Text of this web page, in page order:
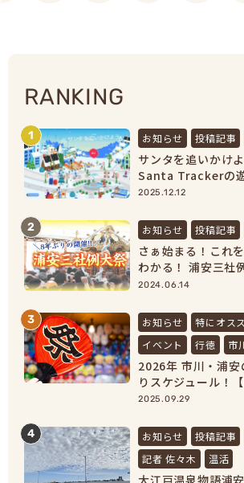
RANKING
1 お知らせ 投稿記事
サンタを追いかけ
Santa Trackerの
ムまとめ【2025最
2025.12.12
2 お知らせ 投稿記事
さぁ始まる！これ
わかる！ 浦安三社
新】
2024.06.14
3 お知らせ 特にオス
イベント
行徳 市
2026年 市川・浦
りスケジュール！【
2025.09.29
4 お知らせ 投稿記事
記者 佐々木
温活
大江戸温泉物語浦